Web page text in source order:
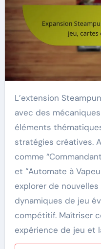
L’extension Steampunk enrichit le gameplay
avec des
éléments
stratégies créatives.
comme
et “Automate à
explorer de
dynamiques de jeu
compétitif. Maîtriser
expérience de jeu et